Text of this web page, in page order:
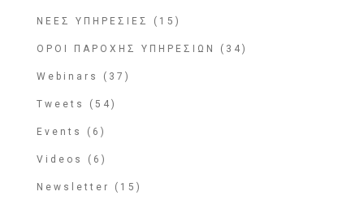
ΝΕΕΣ ΥΠΗΡΕΣΙΕΣ (15)
ΟΡΟΙ ΠΑΡΟΧΗΣ ΥΠΗΡΕΣΙΩΝ (34)
Webinars (37)
Tweets (54)
Events (6)
Videos (6)
Newsletter (15)